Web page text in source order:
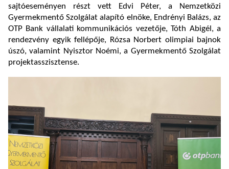
sajtóeseményen részt vett Edvi Péter, a Nemzetközi
Gyermekmentő Szolgálat alapító elnöke, Endrényi Balázs, az
OTP Bank vállalati kommunikációs vezetője, Tóth Abigél, a
rendezvény egyik fellépője, Rózsa Norbert olimpiai bajnok
úszó, valamint Nyisztor Noémi, a Gyermekmentő Szolgálat
projektasszisztense.